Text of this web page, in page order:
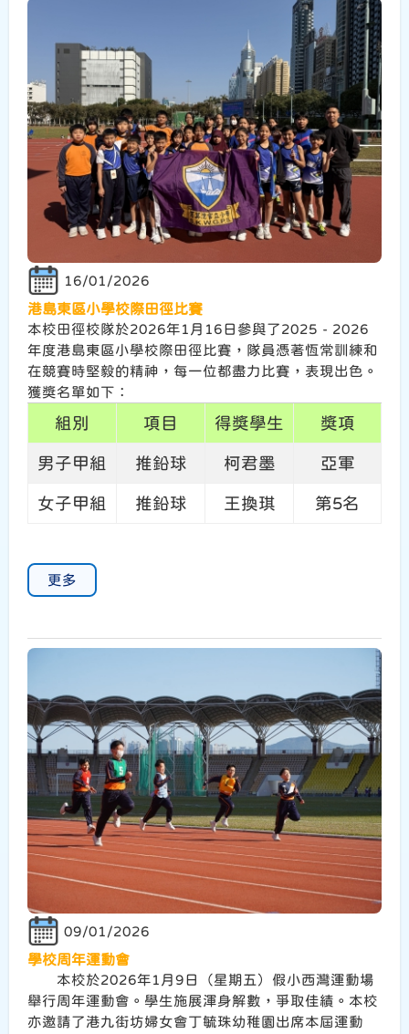
16/01/2026
港島東區小學校際田徑比賽
本校田徑校隊於2026年1月16日參與了2025 - 2026
年度港島東區小學校際田徑比賽，隊員憑著恆常訓練和
在競賽時堅毅的精神，每一位都盡力比賽，表現出色。
獲獎名單如下：
組別 項目 得獎學生 獎項
男子甲組 推鉛球 柯君墨 亞軍
女子甲組 推鉛球 王換琪 第5名
更多
09/01/2026
學校周年運動會
本校於2026年1月9日（星期五）假小西灣運動場
舉行周年運動會。學生施展渾身解數，爭取佳績。本校
亦邀請了港九街坊婦女會丁毓珠幼稚園出席本屆運動